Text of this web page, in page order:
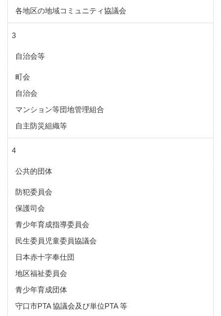
各地区の地域コミュニティ協議会
3
自治会等
町会
自治会
マンション等団地管理組合
自主防災組織等
4
公共的団体
防犯委員会
保護司会
青少年育成指導委員会
民生委員児童委員協議会
日本赤十字奉仕団
地区福祉委員会
青少年育成団体
守口市PTA 協議会及び単位PTA 等